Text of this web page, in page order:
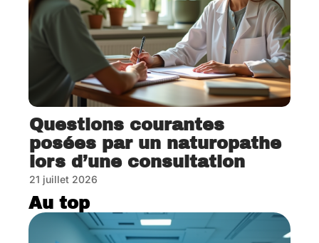
Questions courantes
posées par un naturopathe
lors d’une consultation
21 juillet 2026
Au top